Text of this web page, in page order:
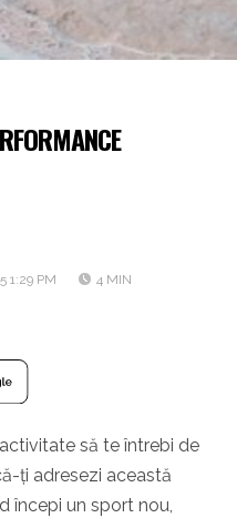
1:29 PM 4 MIN
să te întrebi de
ți adresezi această
începi un sport nou,